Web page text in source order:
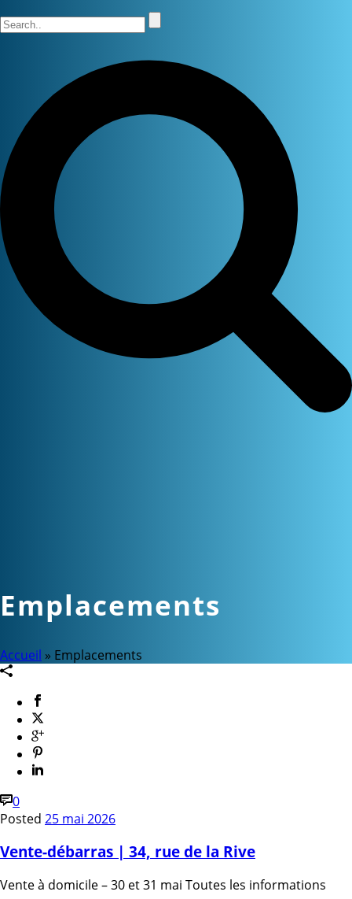
Emplacements
Accueil » Emplacements
0
Posted 25 mai 2026
Vente-débarras | 34, rue de la Rive
Vente à domicile – 30 et 31 mai Toutes les informations